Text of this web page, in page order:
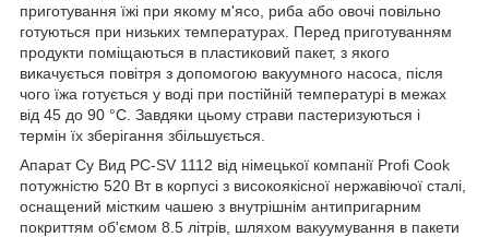
приготування їжі при якому м'ясо, риба або овочі повільно
готуються при низьких температурах. Перед приготуванням
продукти поміщаються в пластиковий пакет, з якого
викачується повітря з допомогою вакуумного насоса, після
чого їжа готується у воді при постійній температурі в межах
від 45 до 90 °C. Завдяки цьому страви пастеризуються і
термін їх зберігання збільшується.
Апарат Су Вид PC-SV 1112 від німецької компанії Profi Cook
потужністю 520 Вт в корпусі з високоякісної нержавіючої сталі,
оснащений містким чашею з внутрішнім антипригарним
покриттям об'ємом 8.5 літрів, шляхом вакуумування в пакети